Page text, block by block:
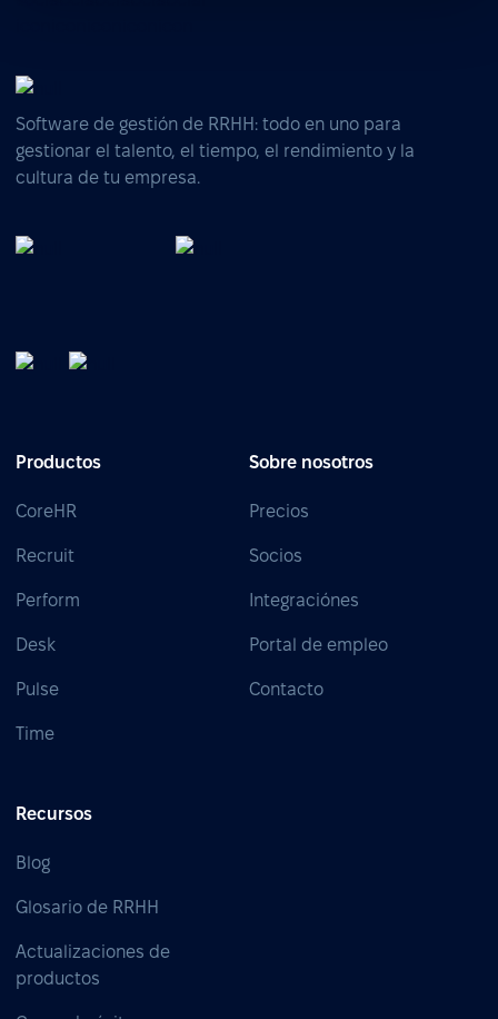
Software de gestión de RRHH: todo en uno para
gestionar el talento, el tiempo, el rendimiento y la
cultura de tu empresa.
Productos
CoreHR
Recruit
Perform
Desk
Pulse
Time
Sobre nosotros
Precios
Socios
Integraciónes
Portal de empleo
Contacto
Recursos
Blog
Glosario de RRHH
Actualizaciones de
productos